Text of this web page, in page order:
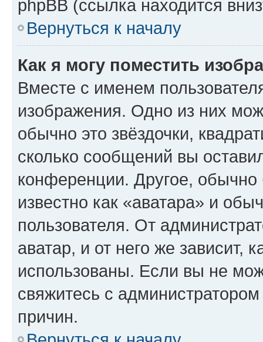
phpBB (ссылка находится
Вернуться к началу
Как я могу поместить
Вместе с именем
изображения. Одно из них
обычно это звёздочки,
сколько сообщений вы
конференции. Другое,
известно как «аватара» и
пользователя. От
аватар, и от него же зависит,
использованы. Если вы не
свяжитесь с
причин.